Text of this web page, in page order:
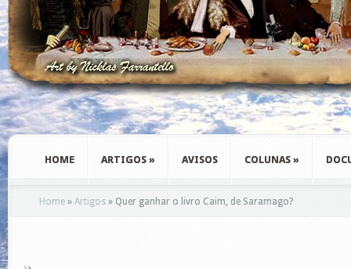
HOME ARTIGOS » AVISOS COLUNAS »
Home » Artigos » Quer ganhar o livro Caim, de Saramago?